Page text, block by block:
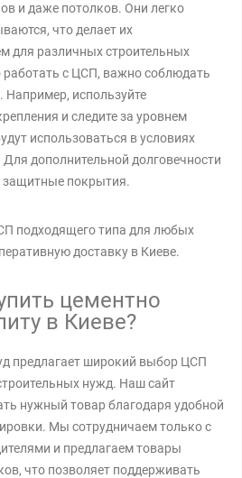
и даже потолков. Они легко
что делает их
для различных строительных
с ЦСП, важно соблюдать
используйте
и следите за уровнем
использоваться в условиях
дополнительной долговечности
защитные покрытия.
подходящего типа для любых
доставку в Киеве.
цементно
в Киеве?
предлагает широкий выбор ЦСП
нужд. Наш сайт
нужный товар благодаря удобной
Мы сотрудничаем только с
и предлагаем товары
что позволяет поддерживать